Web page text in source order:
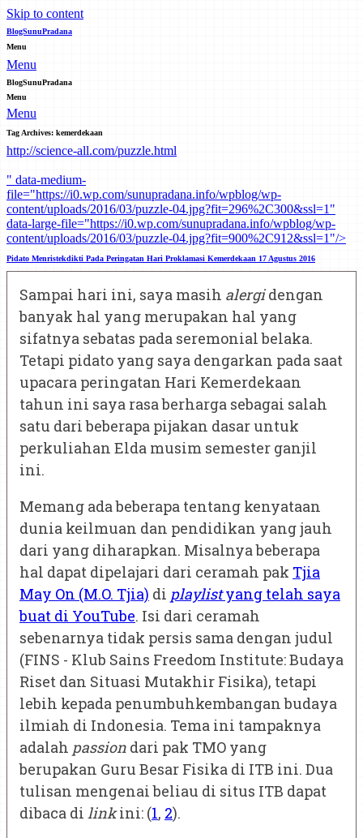
Skip to content
BlogSunuPradana
Menu
Menu
BlogSunuPradana
Menu
Menu
Tag Archives: kemerdekaan
http://science-all.com/puzzle.html
" data-medium-
file="https://i0.wp.com/sunupradana.info/wpblog/wp-
content/uploads/2016/03/puzzle-04.jpg?fit=296%2C300&ssl=1"
data-large-file="https://i0.wp.com/sunupradana.info/wpblog/wp-
content/uploads/2016/03/puzzle-04.jpg?fit=900%2C912&ssl=1"/>
Pidato Menristekdikti Pada Peringatan Hari Proklamasi Kemerdekaan 17 Agustus 2016
Sampai hari ini, saya masih alergidengan
banyak hal yang merupakan hal yang
sifatnya sebatas pada seremonial belaka.
Tetapi pidato yang saya dengarkan pada saat
upacara peringatan Hari Kemerdekaan
tahun ini saya rasa berharga sebagai salah
satu dari beberapa pijakan dasar untuk
perkuliahan Elda musim semester ganjil
ini.
Memang ada beberapa tentang kenyataan
dunia keilmuan dan pendidikan yang jauh
dari yang diharapkan. Misalnya beberapa
hal dapat dipelajari dari ceramah pak Tjia
May On (M.O. Tjia) di playlistyang telah saya
buat di YouTube. Isi dari ceramah
sebenarnya tidak persis sama dengan judul
(FINS - Klub Sains Freedom Institute: Budaya
Riset dan Situasi Mutakhir Fisika), tetapi
lebih kepada penumbuhkembangan budaya
ilmiah di Indonesia. Tema ini tampaknya
adalah passion dari pak TMO yang
berupakan Guru Besar Fisika di ITB ini. Dua
tulisan mengenai beliau di situs ITB dapat
dibaca di linkini: (1, 2).